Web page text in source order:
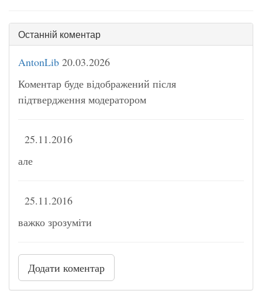
Останній коментар
AntonLib 20.03.2026
Коментар буде відображений після
підтвердження модератором
25.11.2016
але
25.11.2016
важко зрозуміти
Додати коментар